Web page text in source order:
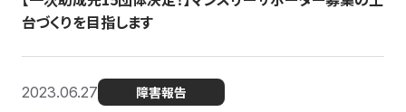
台づくりを目指します
2023.06.27 障害報告